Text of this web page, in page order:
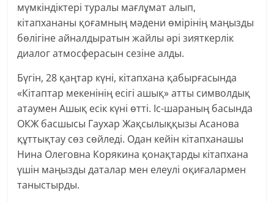
мүмкіндіктері туралы мағлұмат алып,
кітапхананы қоғамның мәдени өмірінің маңызды
бөлігіне айналдыратын жайлы әрі зияткерлік
диалог атмосферасын сезіне алды.
Бүгін, 28 қаңтар күні, кітапхана қабырғасында
«Кітаптар мекенінің есігі ашық» атты символдық
атаумен Ашық есік күні өтті. Іс-шараның басында
ОКЖ басшысы Гаухар Жақсылыққызы Асанова
құттықтау сөз сөйледі. Одан кейін кітапханашы
Нина Олеговна Корякина қонақтарды кітапхана
үшін маңызды даталар мен елеулі оқиғалармен
таныстырды.